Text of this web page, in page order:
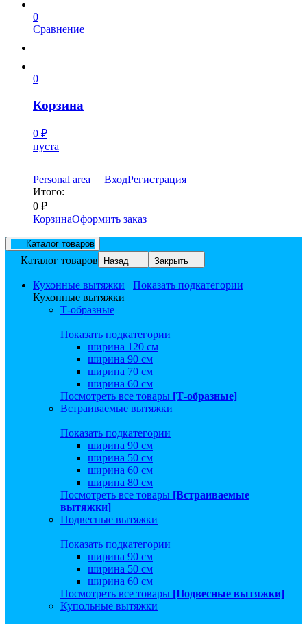
0
Сравнение
0
Корзина
0 ₽
пуста
Personal area ВходРегистрация
Итого:
0 ₽
КорзинаОформить заказ
Каталог товаров
Каталог товаров Назад Закрыть
Кухонные вытяжки
Показать подкатегории
Кухонные вытяжки
Т-образные
Показать подкатегории
ширина 120 см
ширина 90 см
ширина 70 см
ширина 60 см
Посмотреть все товары [Т-образные]
Встраиваемые вытяжки
Показать подкатегории
ширина 90 см
ширина 50 см
ширина 60 см
ширина 80 см
Посмотреть все товары [Встраиваемые
вытяжки]
Подвесные вытяжки
Показать подкатегории
ширина 90 см
ширина 50 см
ширина 60 см
Посмотреть все товары [Подвесные вытяжки]
Купольные вытяжки